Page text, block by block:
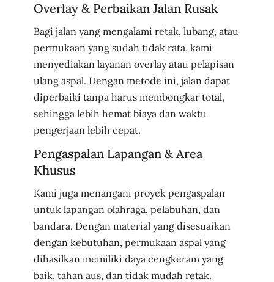
Overlay & Perbaikan Jalan Rusak
Bagi jalan yang mengalami retak, lubang, atau
permukaan yang sudah tidak rata, kami
menyediakan layanan overlay atau pelapisan
ulang aspal. Dengan metode ini, jalan dapat
diperbaiki tanpa harus membongkar total,
sehingga lebih hemat biaya dan waktu
pengerjaan lebih cepat.
Pengaspalan Lapangan & Area
Khusus
Kami juga menangani proyek pengaspalan
untuk lapangan olahraga, pelabuhan, dan
bandara. Dengan material yang disesuaikan
dengan kebutuhan, permukaan aspal yang
dihasilkan memiliki daya cengkeram yang
baik, tahan aus, dan tidak mudah retak.